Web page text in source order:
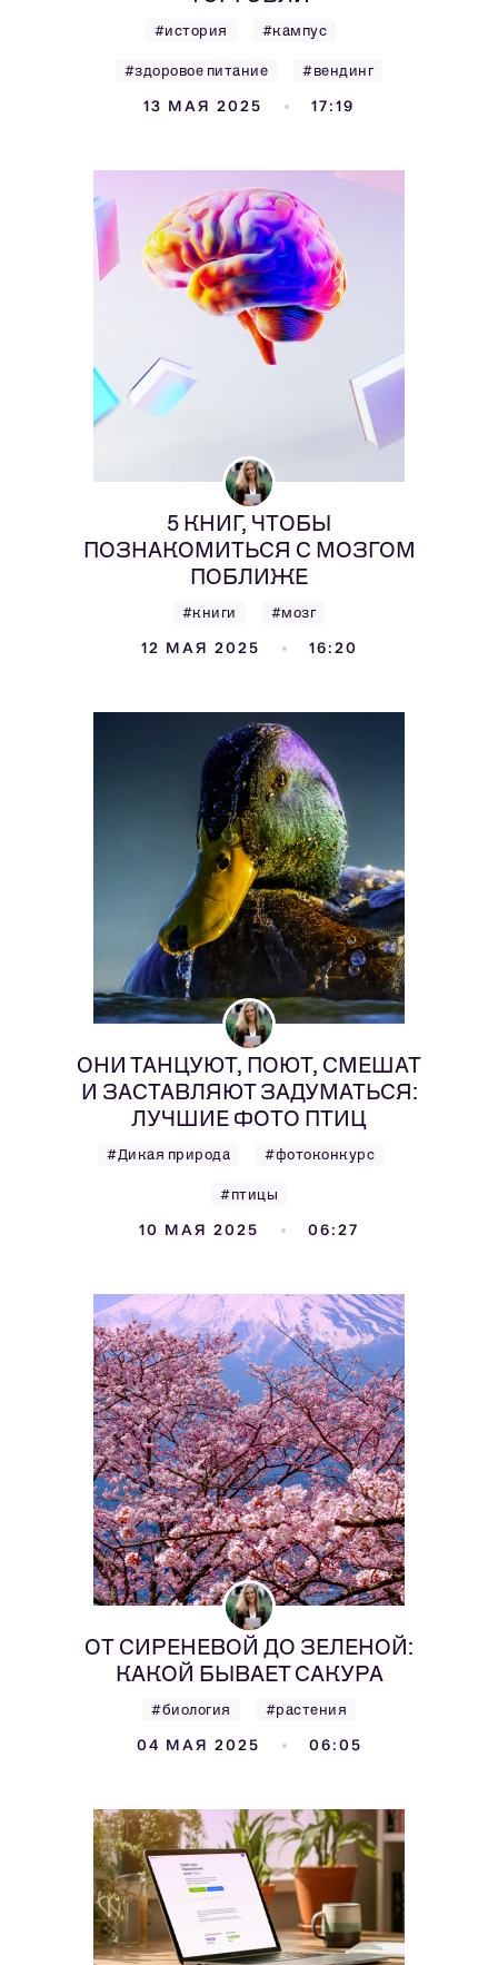
#история #кампус
#здоровое питание #вендинг
13 МАЯ 2025 17:19
5 КНИГ, ЧТОБЫ
ПОЗНАКОМИТЬСЯ С МОЗГОМ
ПОБЛИЖЕ
#книги #мозг
12 МАЯ 2025 16:20
ОНИ ТАНЦУЮТ, ПОЮТ, СМЕШАТ
И ЗАСТАВЛЯЮТ ЗАДУМАТЬСЯ:
ЛУЧШИЕ ФОТО ПТИЦ
#Дикая природа #фотоконкурс
#птицы
10 МАЯ 2025 06:27
ОТ СИРЕНЕВОЙ ДО ЗЕЛЕНОЙ:
КАКОЙ БЫВАЕТ САКУРА
#биология #растения
04 МАЯ 2025 06:05